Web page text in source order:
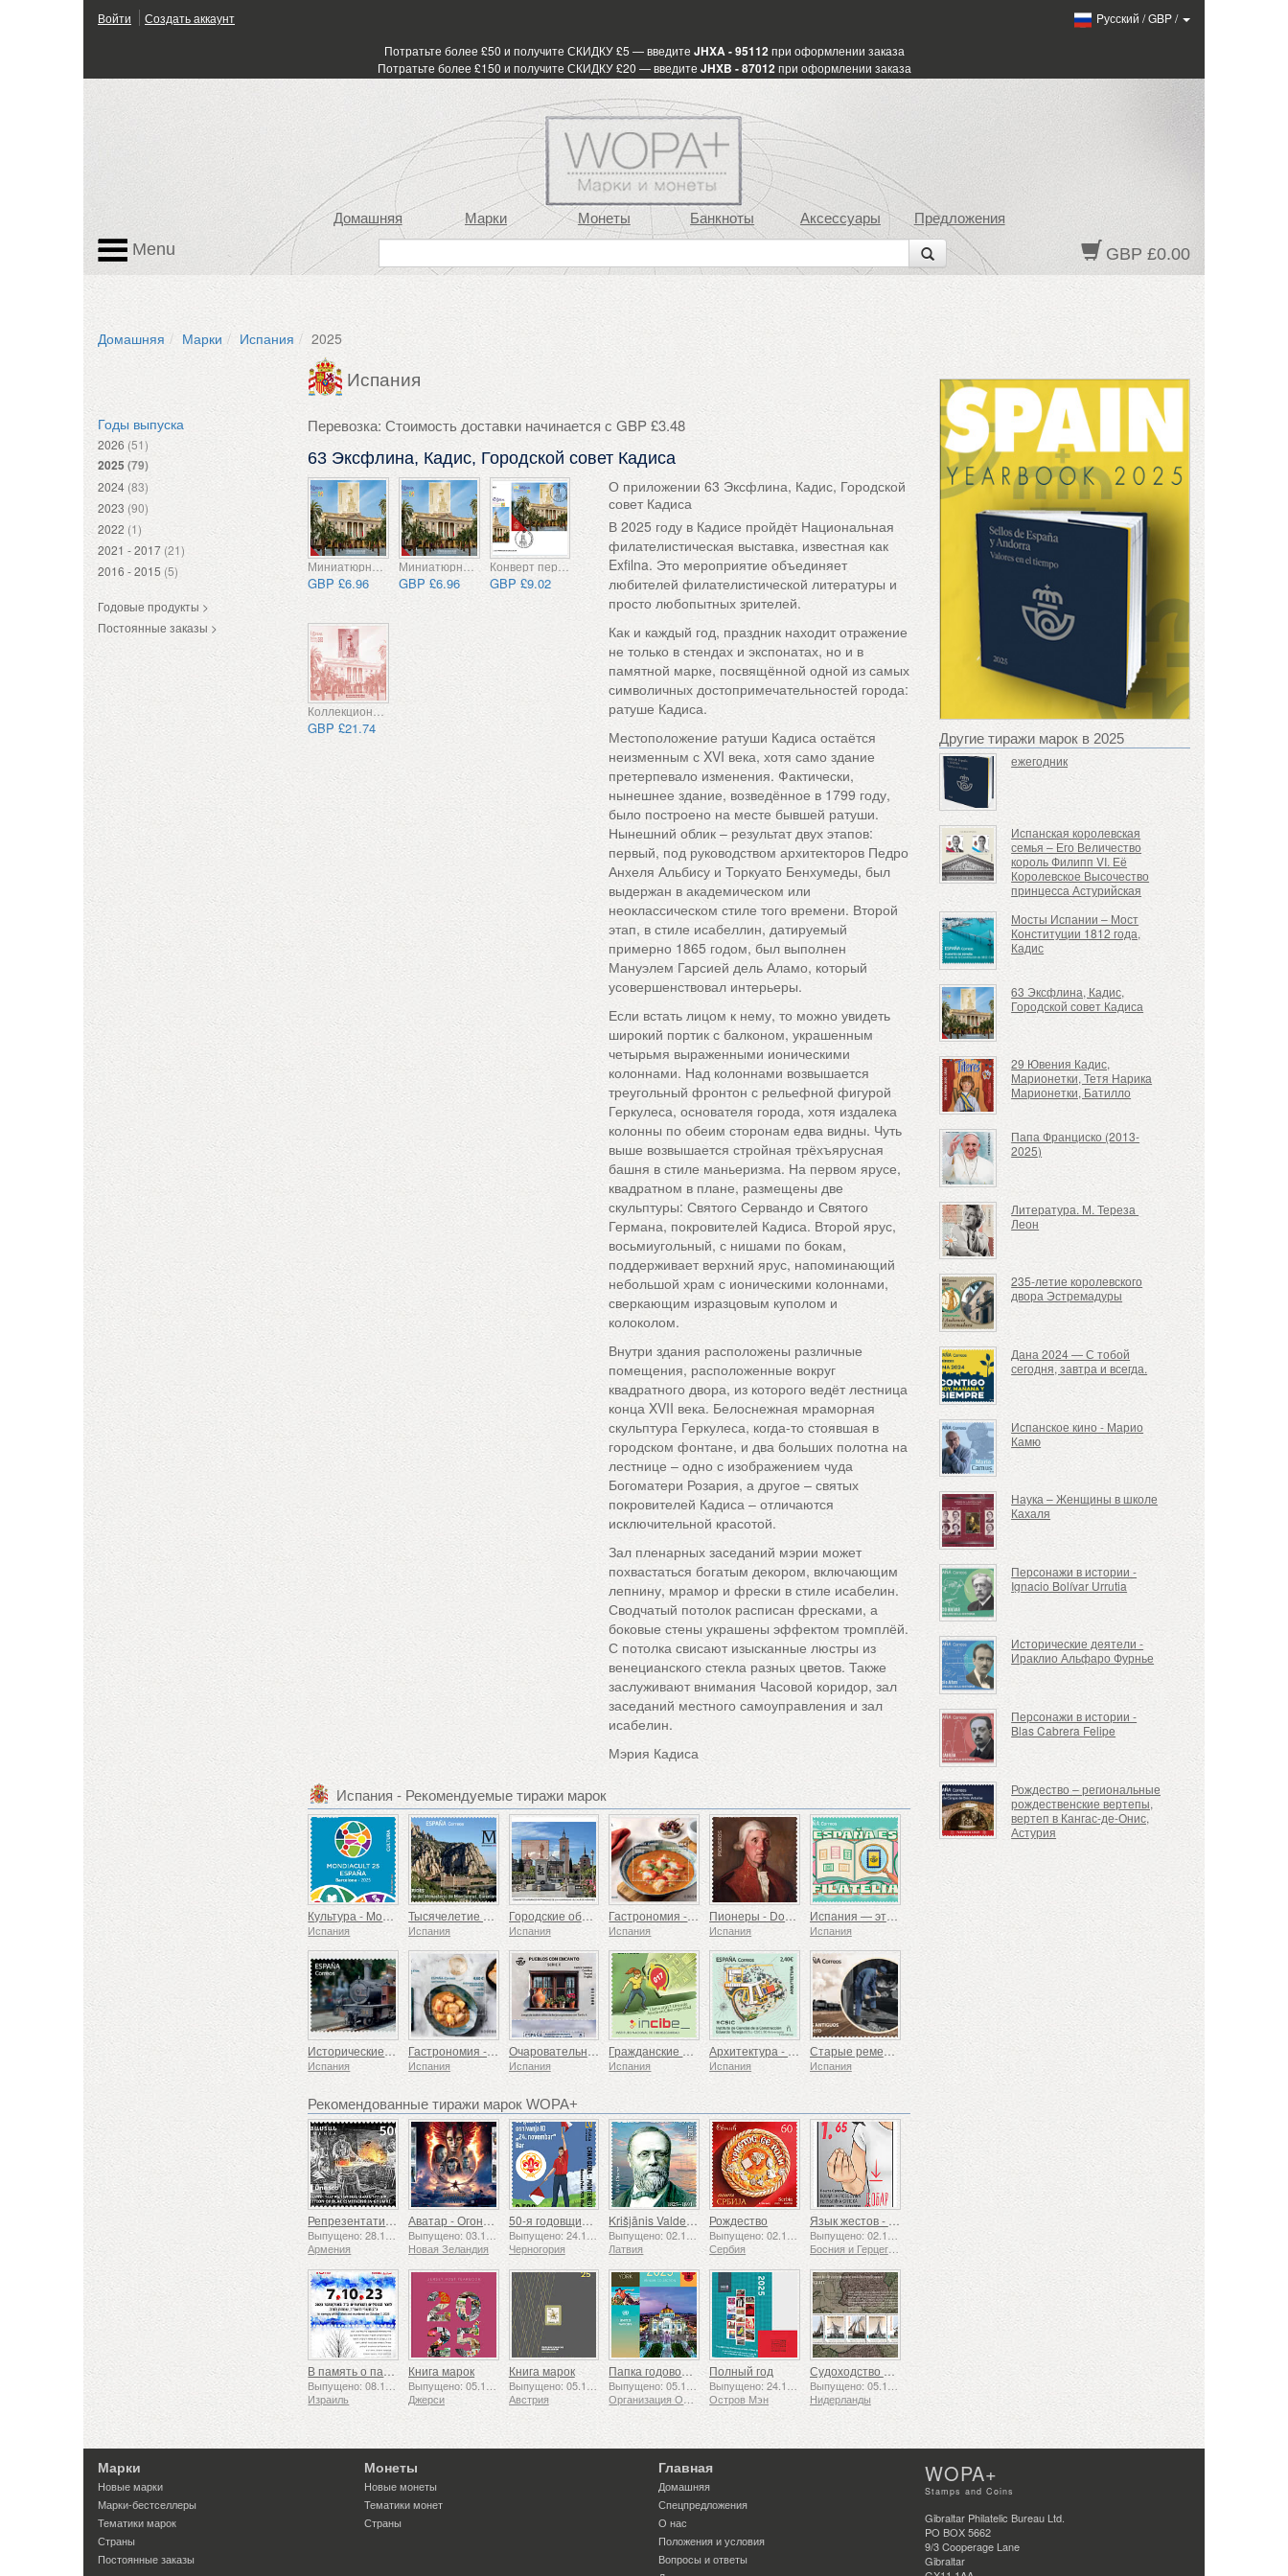
Войти Создать аккаунт Pусский /GBP/
Потратьте более £50 и получите СКИДКУ £5 — введите JHXA - 95112 при оформлении заказа
Потратьте более £150 и получите СКИДКУ £20 — введите JHXB - 87012 при оформлении заказа
Домашняя Марки Монеты Банкноты Аксессуары Предложения
GBP £0.00
Menu
Домашняя Марки Испания 2025
Годы выпуска
2026 (51)
2025 (79)
2024 (83)
2023 (90)
2022 (1)
2021 - 2017 (21)
2016 - 2015 (5)
Годовые продукты >
Постоянные заказы >
Испания
Перевозка: Стоимость доставки начинается с GBP £3.48
63 Эксфлина, Кадис, Городской совет Кадиса
GBP £6.96
Миниатюрный лист CTO
GBP £6.96
Конверт первого дня
GBP £9.02
Коллекционные предметы
GBP £21.74
О приложении 63 Эксфлина, Кадис, Городской
совет Кадиса
В 2025 году в Кадисе пройдёт Национальная
филателистическая выставка, известная как
Exfilna. Это мероприятие объединяет
любителей филателистической литературы и
просто любопытных зрителей.
Как и каждый год, праздник находит отражение
не только в стендах и экспонатах, но и в
памятной марке, посвящённой одной из самых
символичных достопримечательностей города:
ратуше Кадиса.
Местоположение ратуши Кадиса остаётся
неизменным с XVI века, хотя само здание
претерпевало изменения. Фактически,
нынешнее здание, возведённое в 1799 году,
было построено на месте бывшей ратуши.
Нынешний облик – результат двух этапов:
первый, под руководством архитекторов Педро
Анхеля Альбису и Торкуато Бенхумеды, был
выдержан в академическом или
неоклассическом стиле того времени. Второй
этап, в стиле исабеллин, датируемый
примерно 1865 годом, был выполнен
Мануэлем Гарсией дель Аламо, который
усовершенствовал интерьеры.
Если встать лицом к нему, то можно увидеть
широкий портик с балконом, украшенным
четырьмя выраженными ионическими
колоннами. Над колоннами возвышается
треугольный фронтон с рельефной фигурой
Геркулеса, основателя города, хотя издалека
колонны по обеим сторонам едва видны. Чуть
выше возвышается стройная трёхъярусная
башня в стиле маньеризма. На первом ярусе,
квадратном в плане, размещены две
скульптуры: Святого Сервандо и Святого
Германа, покровителей Кадиса. Второй ярус,
восьмиугольный, с нишами по бокам,
поддерживает верхний ярус, напоминающий
небольшой храм с ионическими колоннами,
сверкающим изразцовым куполом и
колоколом.
Внутри здания расположены различные
помещения, расположенные вокруг
квадратного двора, из которого ведёт лестница
конца XVII века. Белоснежная мраморная
скульптура Геркулеса, когда-то стоявшая в
городском фонтане, и два больших полотна на
лестнице – одно с изображением чуда
Богоматери Розария, а другое – святых
покровителей Кадиса – отличаются
исключительной красотой.
Зал пленарных заседаний мэрии может
похвастаться богатым декором, включающим
лепнину, мрамор и фрески в стиле исабелин.
Сводчатый потолок расписан фресками, а
боковые стены украшены эффектом тромплёй.
С потолка свисают изысканные люстры из
венецианского стекла разных цветов. Также
заслуживают внимания Часовой коридор, зал
заседаний местного самоуправления и зал
исабелин.
Мэрия Кадиса
Испания - Рекомендуемые тиражи марок
Культура - Mondiacult 25 Испания, Барселона
Испания
Тысячелетие монастыря Монсеррат, Барселона
Испания
Городские объекты всемирного наследия – Алькала-де-Энарес
Испания
Гастрономия - Испания в 19 блюдах, Мелилья, Морской черт по-русадирски
Испания
Пионеры - Domingo de Bonechea
Испания
Испания — это филателия
Испания
Исторические поезда - паровоз Euskotren
Испания
Гастрономия - Испания в 19 блюдах, Сеута, Тушеный тунец с картофелем
Испания
Очаровательные города
Испания
Гражданские ценности — Кибербезопасность
Испания
Архитектура - Институт строительных наук имени Эдуардо Торрохи, 90 лет
Испания
Старые ремесла - Стокер
Испания
Рекомендованные тиражи марок WOPA+
Репрезентативный список нематериального культурного наследия человечества ЮНЕСКО — Традиция кузнечного дела в Гюмри
Выпущено: 28.11.2025
Армения
Аватар - Огонь и пепел
Новая Зеландия
50-я годовщина основания Ассоциации скаутов «24 ноября»
Черногория
Krišjānis Valdemārs
Латвия
Рождество
Сербия
Язык жестов - Хорошо
Босния и Герцеговина - Республика Сербская
В память о павших и убиенных 7 октября 2023 года
Выпущено: 08.10.2025
Израиль
Книга марок
Выпущено: 05.12.2025
Джерси
Книга марок
Австрия
Папка годовой коллекции (Нью-Йорк) Полный год
Остров Мэн
Судоходство в XVII и XVIII веках – Торфяные перевозки
Нидерланды
Другие тиражи марок в 2025
ежегодник
Испанская королевская
семья – Его Величество
король Филипп VI. Её
Королевское Высочество
принцесса Астурийская
Мосты Испании – Мост
Конституции 1812 года,
Кадис
63 Эксфлина, Кадис,
Городской совет Кадиса
29 Ювения Кадис,
Марионетки, Тетя Нарика
Марионетки, Батилло
Папа Франциско (2013-
2025)
Литература. М. Тереза ​​
Леон
235-летие королевского
двора Эстремадуры
Дана 2024 — С тобой
сегодня, завтра и всегда.
Испанское кино - Марио
Камю
Наука – Женщины в школе
Кахаля
Персонажи в истории -
Ignacio Bolívar Urrutia
Исторические деятели -
Ираклио Альфаро Фурнье
Персонажи в истории -
Blas Cabrera Felipe
Рождество – региональные
рождественские вертепы,
вертеп в Кангас-де-Онис,
Астурия
Марки
Новые марки
Марки-бестселлеры
Тематики марок
Страны
Постоянные заказы
Монеты
Новые монеты
Тематики монет
Страны
Главная
Домашняя
Спецпредложения
О нас
Положения и условия
Вопросы и ответы
WOPA+
Stamps and Coins
Gibraltar Philatelic Bureau Ltd.
PO BOX 5662
9/3 Cooperage Lane
Gibraltar